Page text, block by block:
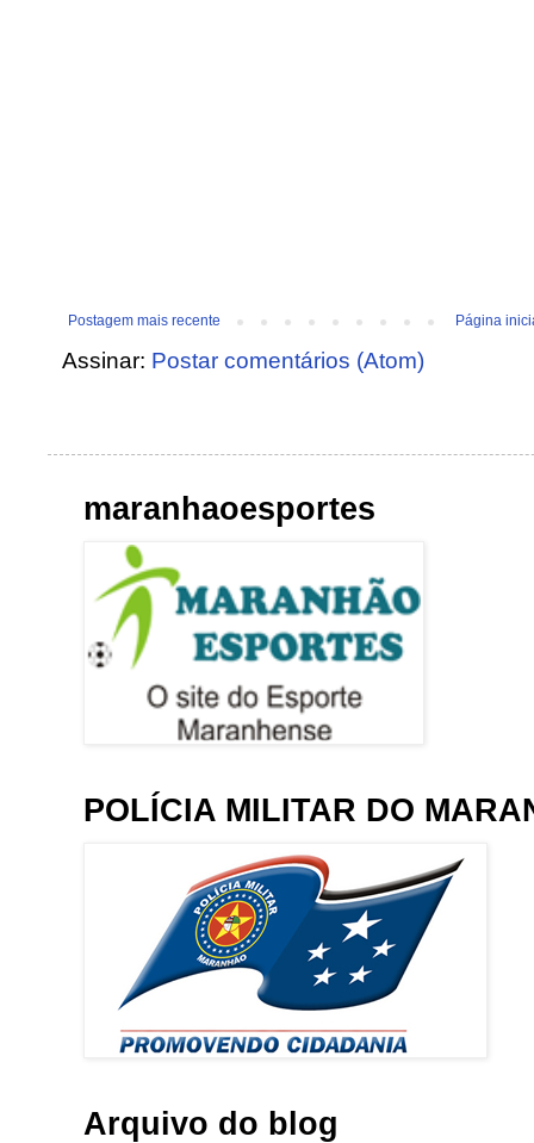
Postagem mais recente Página
Assinar: Postar comentários (Atom)
maranhaoesportes
POLÍCIA MILITAR DO
Arquivo do blog